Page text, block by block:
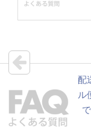
配
ル